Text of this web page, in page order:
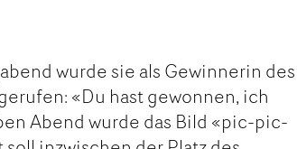
wurde sie als Gewinnerin des
«Du hast gewonnen, ich
Abend wurde das Bild «pic-pic-